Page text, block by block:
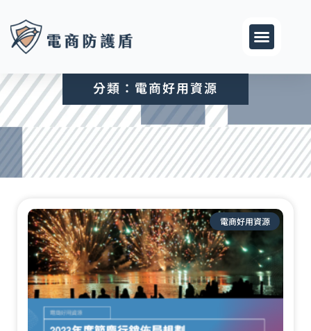
內
容
分類：電商好用資源
電商好用資源
頁
面
頁
面
頁
面